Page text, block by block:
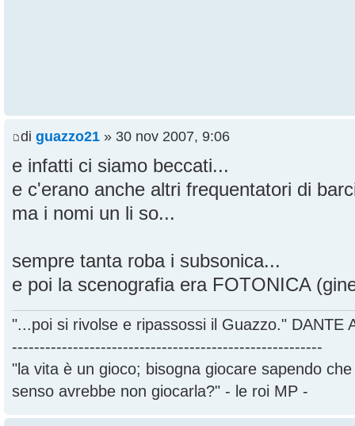
di guazzo21 » 30 nov 2007, 9:06
e infatti ci siamo beccati...
e c'erano anche altri frequentatori di
ma i nomi un li so...
sempre tanta roba i subsonica...
e poi la scenografia era FOTONICA
"...poi si rivolse e ripassossi il Guazzo." DANTE
--------------------------------------------------------
"la vita è un gioco; bisogna giocare sapendo
senso avrebbe non giocarla?" - le roi MP -